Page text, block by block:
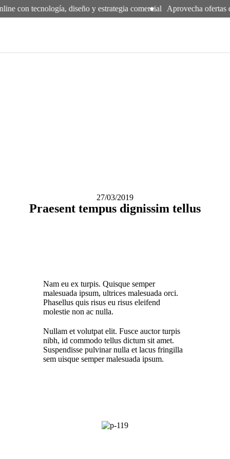
con tecnología, diseño y estrategia comercial Aprovecha ofertas
27/03/2019
Praesent tempus dignissim tellus
Nam eu ex turpis. Quisque semper
malesuada ipsum, ultrices malesuada orci.
Phasellus quis risus eu risus eleifend
molestie non ac nulla.
Nullam et volutpat elit. Fusce auctor turpis
nibh, id commodo tellus dictum sit amet.
Suspendisse pulvinar nulla et lacus fringilla
sem uisque semper malesuada ipsum.